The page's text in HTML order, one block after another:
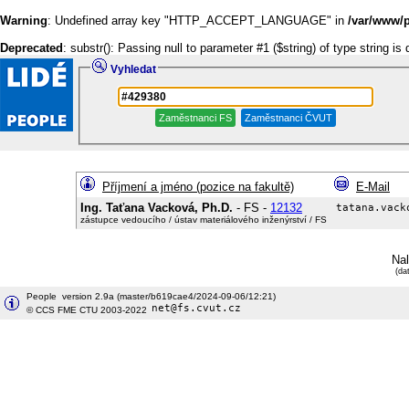
Warning: Undefined array key "HTTP_ACCEPT_LANGUAGE" in /var/www/
Deprecated : substr(): Passing null to parameter #1 ($string) of type string is
Vyhledat
Příjmení a jméno (pozice na fakultě)
E-Mail
Ing. Taťana Vacková, Ph.D. - FS - 12132
zástupce vedoucího / ústav materiálového inženýrství / FS
People version 2.9a (master/b619cae4/2024-09-06/12:21)
© CCS FME CTU 2003-2022